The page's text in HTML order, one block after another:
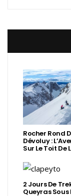
Rocher Rond
Dévoluy :
Sur Le Toit De
2 Jours De
Queyras Sous